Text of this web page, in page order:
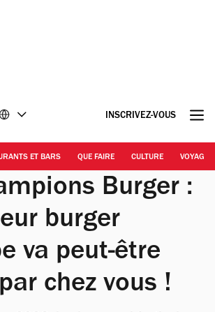
INSCRIVEZ-VOUS
ET BARS QUE FAIRE CULTURE VOYAGE
Burger :
burger
va peut-être
chez vous !